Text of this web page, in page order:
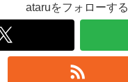
ataruをフォローする